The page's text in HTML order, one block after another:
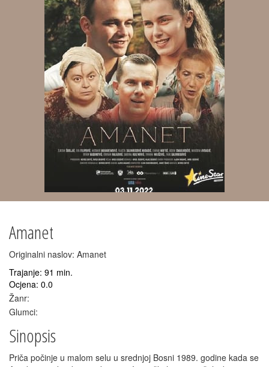
Amanet
Originalni naslov: Amanet
Trajanje: 91 min.
Ocjena: 0.0
Žanr:
Glumci:
Sinopsis
Priča počinje u malom selu u srednjoj Bosni 1989. godine kada se